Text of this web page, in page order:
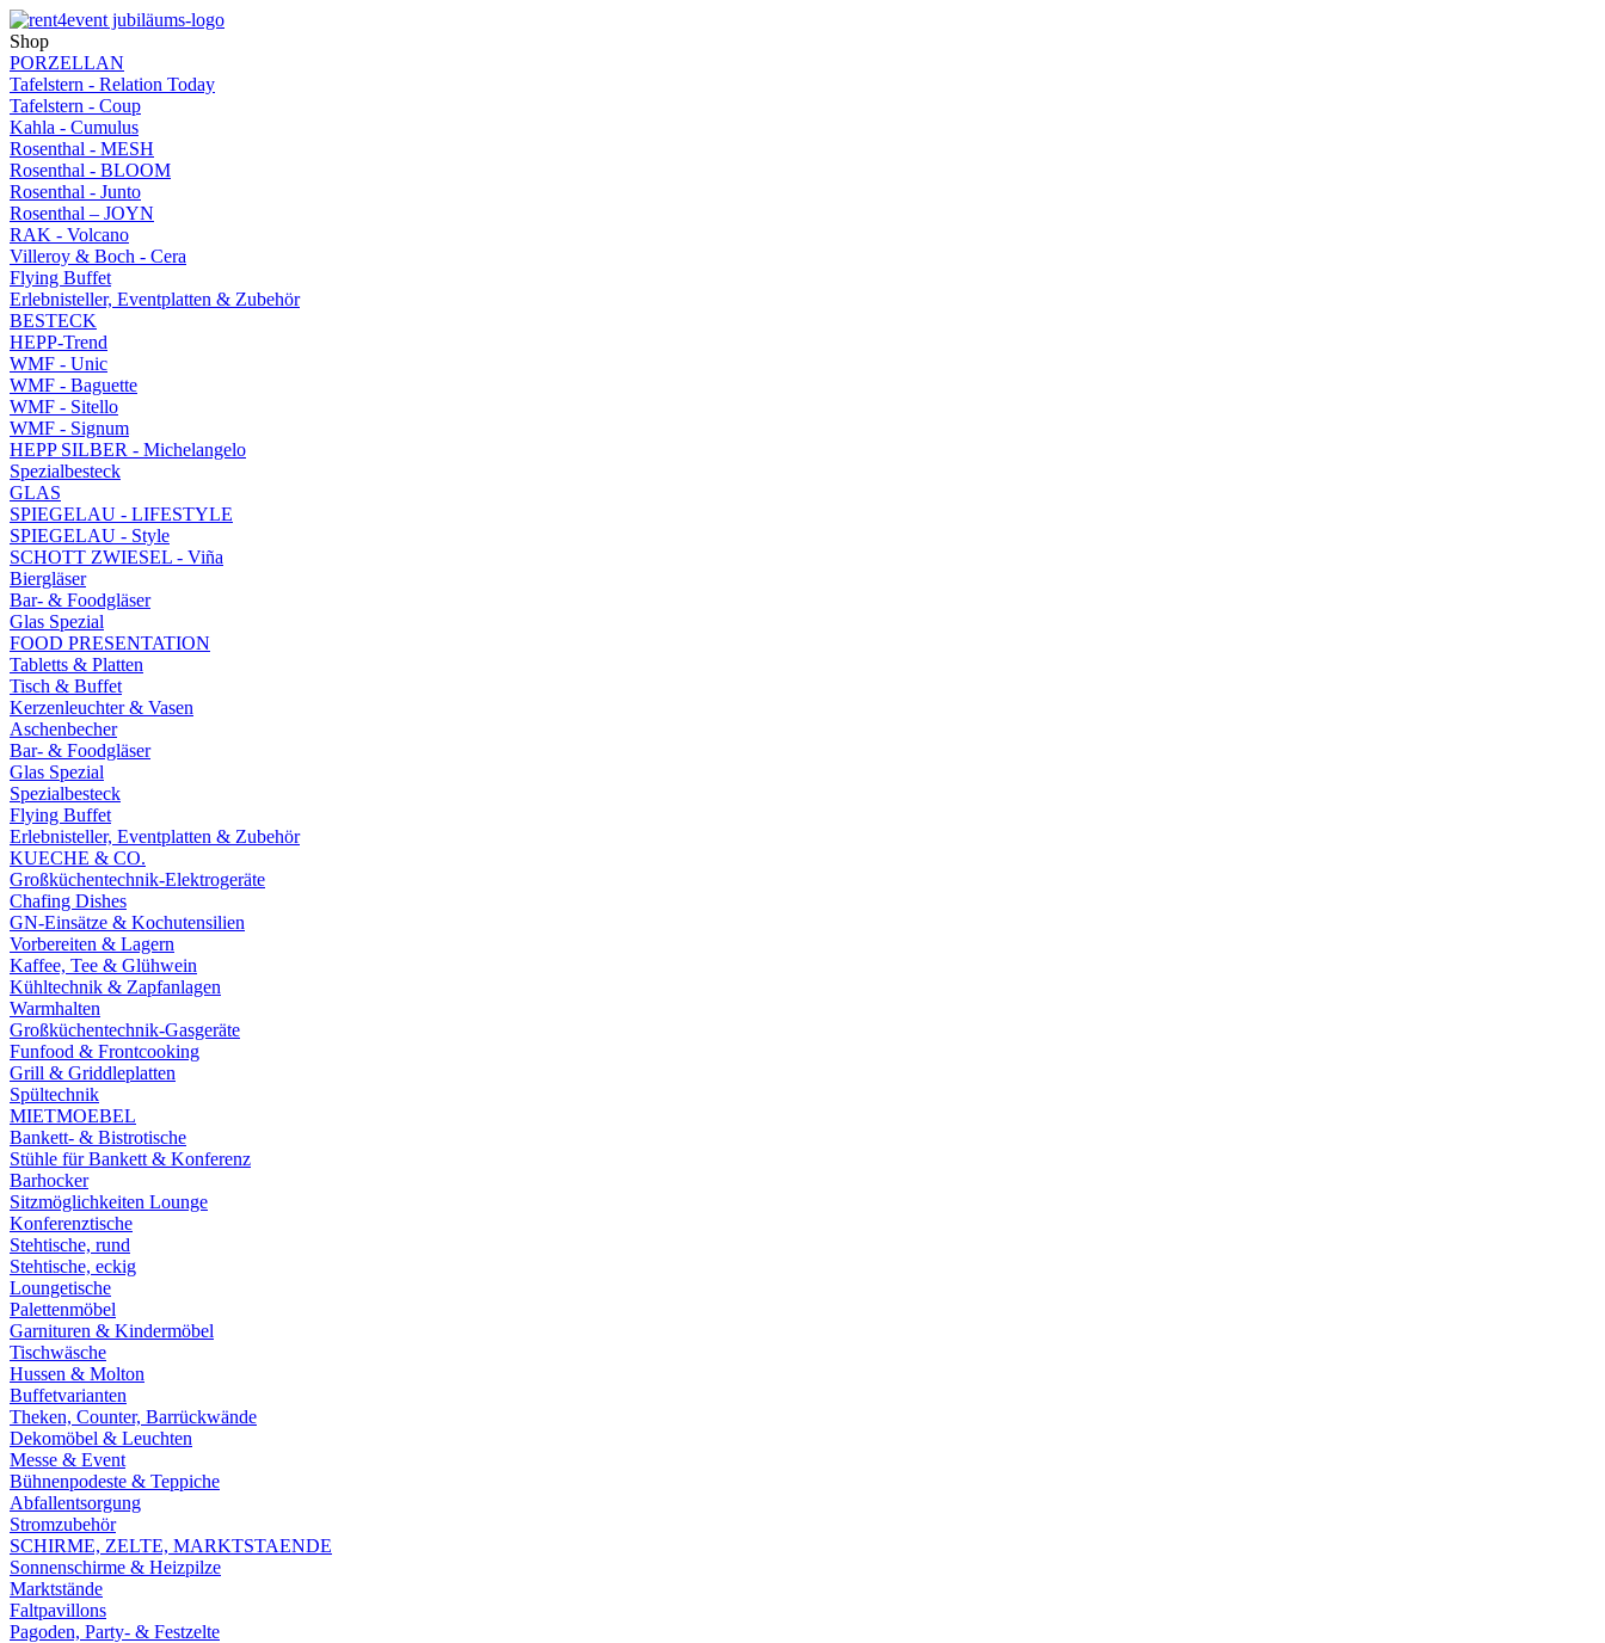
Shop
PORZELLAN
Tafelstern - Relation Today
Tafelstern - Coup
Kahla - Cumulus
Rosenthal - MESH
Rosenthal - BLOOM
Rosenthal - Junto
Rosenthal – JOYN
RAK - Volcano
Villeroy & Boch - Cera
Flying Buffet
Erlebnisteller, Eventplatten & Zubehör
BESTECK
HEPP-Trend
WMF - Unic
WMF - Baguette
WMF - Sitello
WMF - Signum
HEPP SILBER - Michelangelo
Spezialbesteck
GLAS
SPIEGELAU - LIFESTYLE
SPIEGELAU - Style
SCHOTT ZWIESEL - Viña
Biergläser
Bar- & Foodgläser
Glas Spezial
FOOD PRESENTATION
Tabletts & Platten
Tisch & Buffet
Kerzenleuchter & Vasen
Aschenbecher
Bar- & Foodgläser
Glas Spezial
Spezialbesteck
Flying Buffet
Erlebnisteller, Eventplatten & Zubehör
KUECHE & CO.
Großküchentechnik-Elektrogeräte
Chafing Dishes
GN-Einsätze & Kochutensilien
Vorbereiten & Lagern
Kaffee, Tee & Glühwein
Kühltechnik & Zapfanlagen
Warmhalten
Großküchentechnik-Gasgeräte
Funfood & Frontcooking
Grill & Griddleplatten
Spültechnik
MIETMOEBEL
Bankett- & Bistrotische
Stühle für Bankett & Konferenz
Barhocker
Sitzmöglichkeiten Lounge
Konferenztische
Stehtische, rund
Stehtische, eckig
Loungetische
Palettenmöbel
Garnituren & Kindermöbel
Tischwäsche
Hussen & Molton
Buffetvarianten
Theken, Counter, Barrückwände
Dekomöbel & Leuchten
Messe & Event
Bühnenpodeste & Teppiche
Abfallentsorgung
Stromzubehör
SCHIRME, ZELTE, MARKTSTAENDE
Sonnenschirme & Heizpilze
Marktstände
Faltpavillons
Pagoden, Party- & Festzelte